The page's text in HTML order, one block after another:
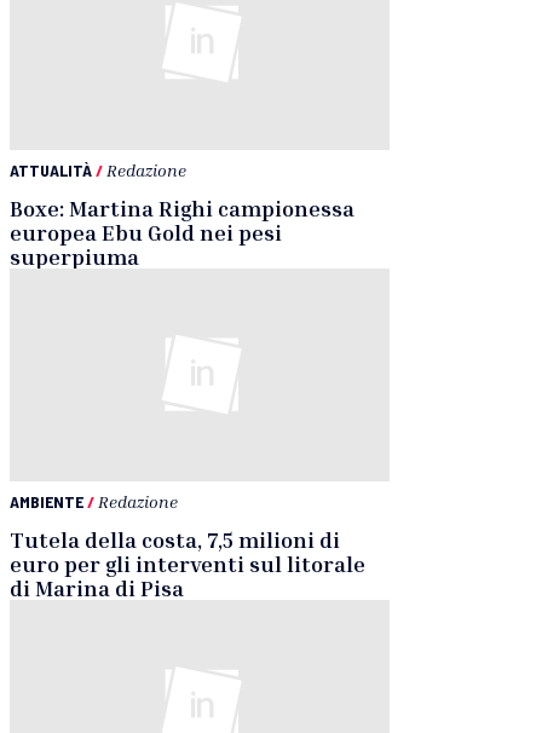
ATTUALITÀ/ Redazione
Boxe: Martina Righi campionessa
europea Ebu Gold nei pesi
superpiuma
AMBIENTE/ Redazione
Tutela della costa, 7,5 milioni di
euro per gli interventi sul litorale
di Marina di Pisa